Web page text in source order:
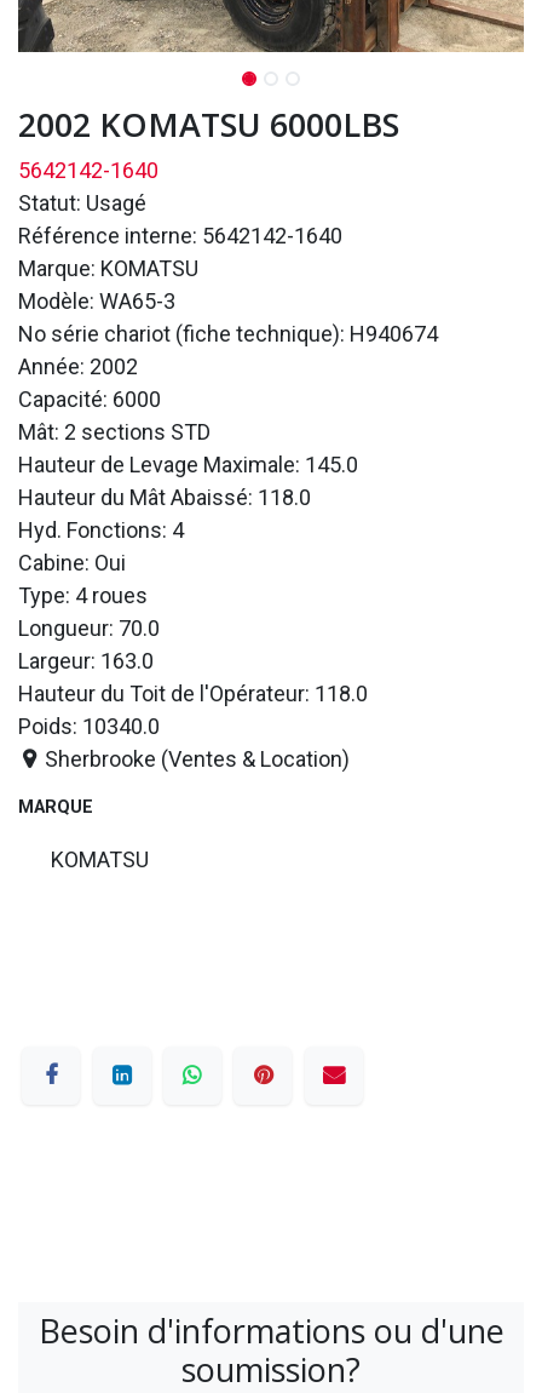
2002 KOMATSU 6000LBS
5642142-1640
Statut: Usagé
Référence interne: 5642142-1640
Marque: KOMATSU
Modèle: WA65-3
No série chariot (fiche technique): H940674
Année: 2002
Capacité: 6000
Mât: 2 sections STD
Hauteur de Levage Maximale: 145.0
Hauteur du Mât Abaissé: 118.0
Hyd. Fonctions: 4
Cabine: Oui
Type: 4 roues
Longueur: 70.0
Largeur: 163.0
Hauteur du Toit de l'Opérateur: 118.0
Poids: 10340.0
Sherbrooke (Ventes & Location)
MARQUE
KOMATSU
Besoin d'informations ou d'une
soumission?